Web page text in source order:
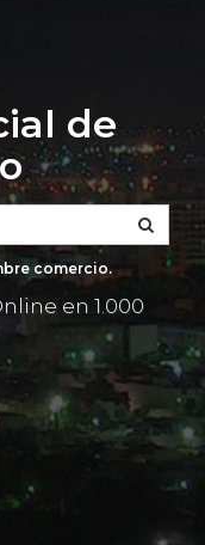
de
comercio.
en 1.000